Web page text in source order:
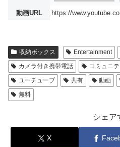
動画URL https://
収納ボックス Entertainment
カメラ付き携帯電話
コミュニテ
ユーチューブ
共有 動画
無料
シェア
X